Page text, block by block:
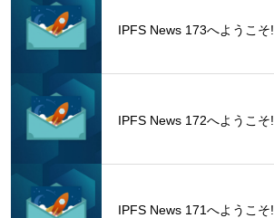
IPFS News 173へようこそ!
IPFS News 172へようこそ!
IPFS News 171へようこそ!